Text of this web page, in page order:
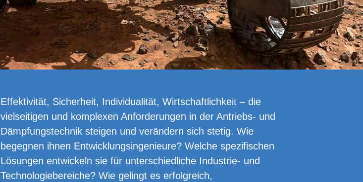
Effektivität, Sicherheit, Individualität, Wirtschaftlichkeit – die
vielseitigen und komplexen Anforderungen in der Antriebs- und
Dämpfungstechnik steigen und verändern sich stetig. Wie
begegnen ihnen Entwicklungsingenieure? Welche spezifischen
Lösungen entwickeln sie für unterschiedliche Industrie- und
Technologiebereiche? Wie gelingt es erfolgreich,